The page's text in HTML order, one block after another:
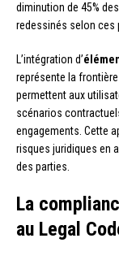
diminution de 45%
redessinés selon ces
L’intégration d’
représente la
permettent aux
scénarios
engagements. Cette
risques juridiques en
des parties.
La
au Legal